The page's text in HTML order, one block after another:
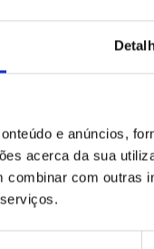
e anúncios,
acerca da sua
combinar com